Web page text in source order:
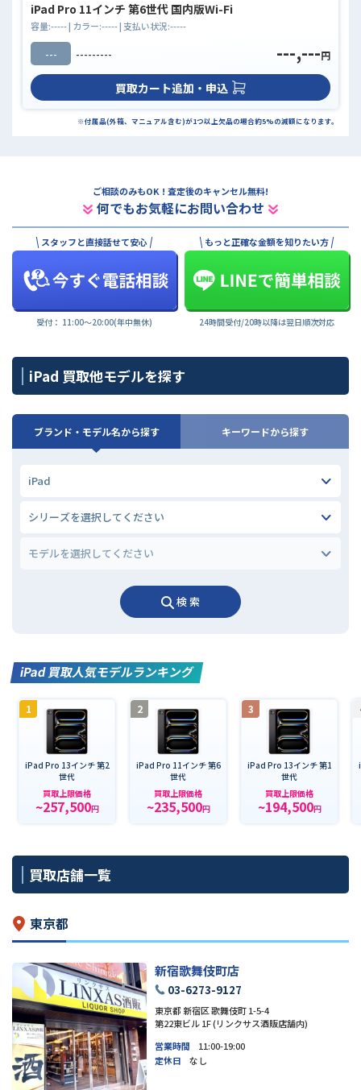
iPad Pro 11インチ 第6世代 国内版Wi-Fi
容量:-----| カラー:-----| 支払い状況:-----
--- --------- ---,---円
買取カート追加・申込
※付属品(外箱、マニュアル含む)が1つ以上欠品の場合約5%の減額になります。
ご相談のみもOK ! 査定後のキャンセル無料!
何でもお気軽にお問い合わせ
スタッフと直接話せて安心
受付： 11:00〜20:00(年中無休)
もっと正確な金額を知りたい方
24時間受付/20時以降は翌日順次対応
iPad 買取他モデルを探す
ブランド・モデル名から探す キーワードから探す
検 索
iPad 買取人気モデルランキング
1
iPad Pro 13インチ 第2
世代
買取上限価格
~257,500円
2
iPad Pro 11インチ 第6
世代
買取上限価格
~235,500円
3
iPad Pro 13インチ 第1
世代
買取上限価格
~194,500円
買取店舗一覧
東京都
新宿歌舞伎町店
03-6273-9127
東京都 新宿区 歌舞伎町 1-5-4
第22東ビル 1F (リンクサス酒販店舗内)
営業時間
11:00-19:00
定休日
なし